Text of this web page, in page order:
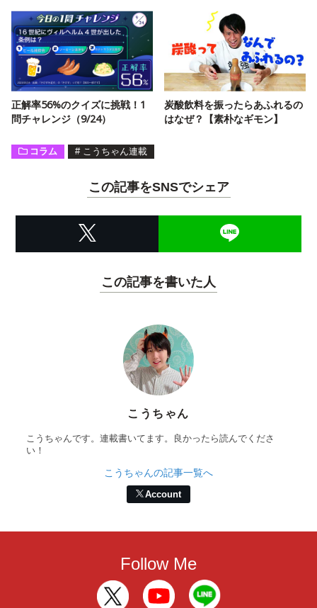
正解率56%のクイズに挑戦！1
問チャレンジ（9/24）
炭酸飲料を振ったらあふれるの
はなぜ？【素朴なギモン】
コラム # こうちゃん連載
この記事をSNSでシェア
この記事を書いた人
こうちゃん
こうちゃんです。連載書いてます。良かったら読んでくださ
い！
こうちゃんの記事一覧へ
Account
Follow Me